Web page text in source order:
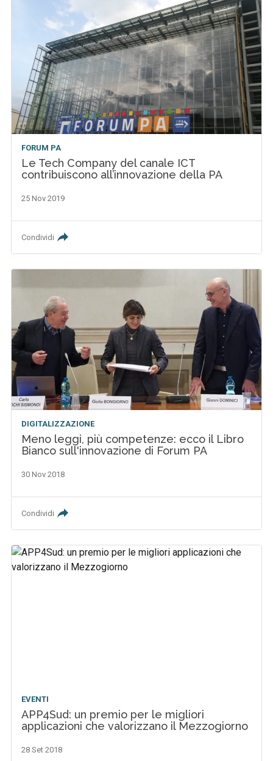
FORUM PA
Le Tech Company del canale ICT
contribuiscono all’innovazione della PA
25 Nov 2019
Condividi
DIGITALIZZAZIONE
Meno leggi, più competenze: ecco il Libro
Bianco sull'innovazione di Forum PA
30 Nov 2018
Condividi
EVENTI
APP4Sud: un premio per le migliori
applicazioni che valorizzano il Mezzogiorno
28 Set 2018